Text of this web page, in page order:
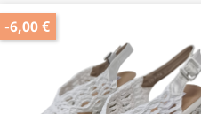
-6,00 €